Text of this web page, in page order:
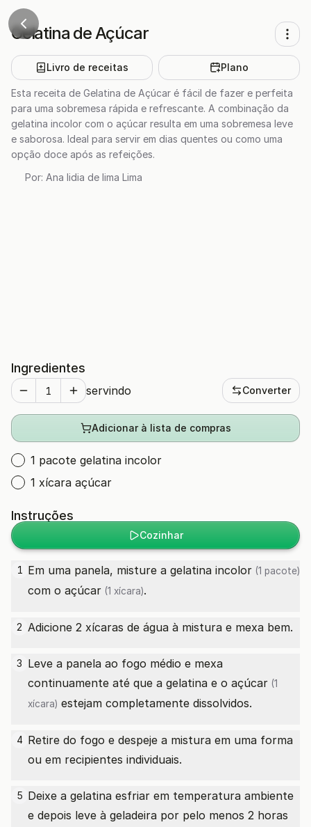
Gelatina de Açúcar
Livro de receitas Plano
Esta receita de Gelatina de Açúcar é fácil de fazer e perfeita
para uma sobremesa rápida e refrescante. A combinação da
gelatina incolor com o açúcar resulta em uma sobremesa leve
e saborosa. Ideal para servir em dias quentes ou como uma
opção doce após as refeições.
Por: Ana lidia de lima Lima
Ingredientes
servindo Converter
Adicionar à lista de compras
1 pacote gelatina incolor
1 xícara açúcar
Instruções
Cozinhar
1 Em uma panela, misture a gelatina incolor (1 pacote)
com o açúcar (1 xícara).
2 Adicione 2 xícaras de água à mistura e mexa bem.
3 Leve a panela ao fogo médio e mexa
continuamente até que a gelatina e o açúcar (1
xícara) estejam completamente dissolvidos.
4 Retire do fogo e despeje a mistura em uma forma
ou em recipientes individuais.
5 Deixe a gelatina esfriar em temperatura ambiente
e depois leve à geladeira por pelo menos 2 horas